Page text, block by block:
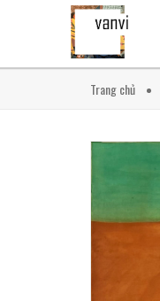
Trang chủ